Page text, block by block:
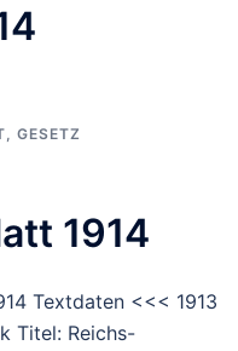
, GESETZ
1914
Textdaten <<< 1913
Titel: Reichs-